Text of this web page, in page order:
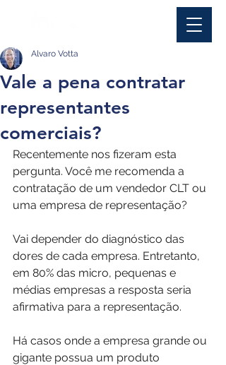
Vale a pena contratar
representantes
comerciais?
Alvaro Votta
Recentemente nos fizeram esta
pergunta. Você me recomenda a
contratação de um vendedor CLT ou
uma empresa de representação?
Vai depender do diagnóstico das
dores de cada empresa. Entretanto,
em 80% das micro, pequenas e
médias empresas a resposta seria
afirmativa para a representação.
Há casos onde a empresa grande ou
gigante possua um produto